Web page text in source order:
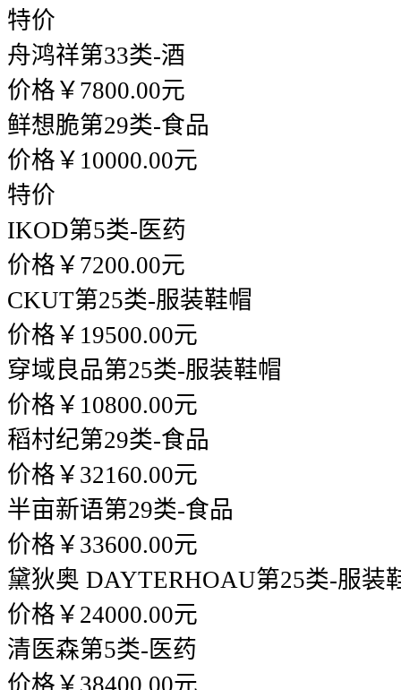
特价
舟鸿祥第33类-酒
价格￥7800.00元
鲜想脆第29类-食品
价格￥10000.00元
特价
IKOD第5类-医药
价格￥7200.00元
CKUT第25类-服装鞋帽
价格￥19500.00元
穿域良品第25类-服装鞋帽
价格￥10800.00元
稻村纪第29类-食品
价格￥32160.00元
半亩新语第29类-食品
价格￥33600.00元
黛狄奥 DAYTERHOAU第25类-服装
价格￥24000.00元
清医森第5类-医药
价格￥38400.00元